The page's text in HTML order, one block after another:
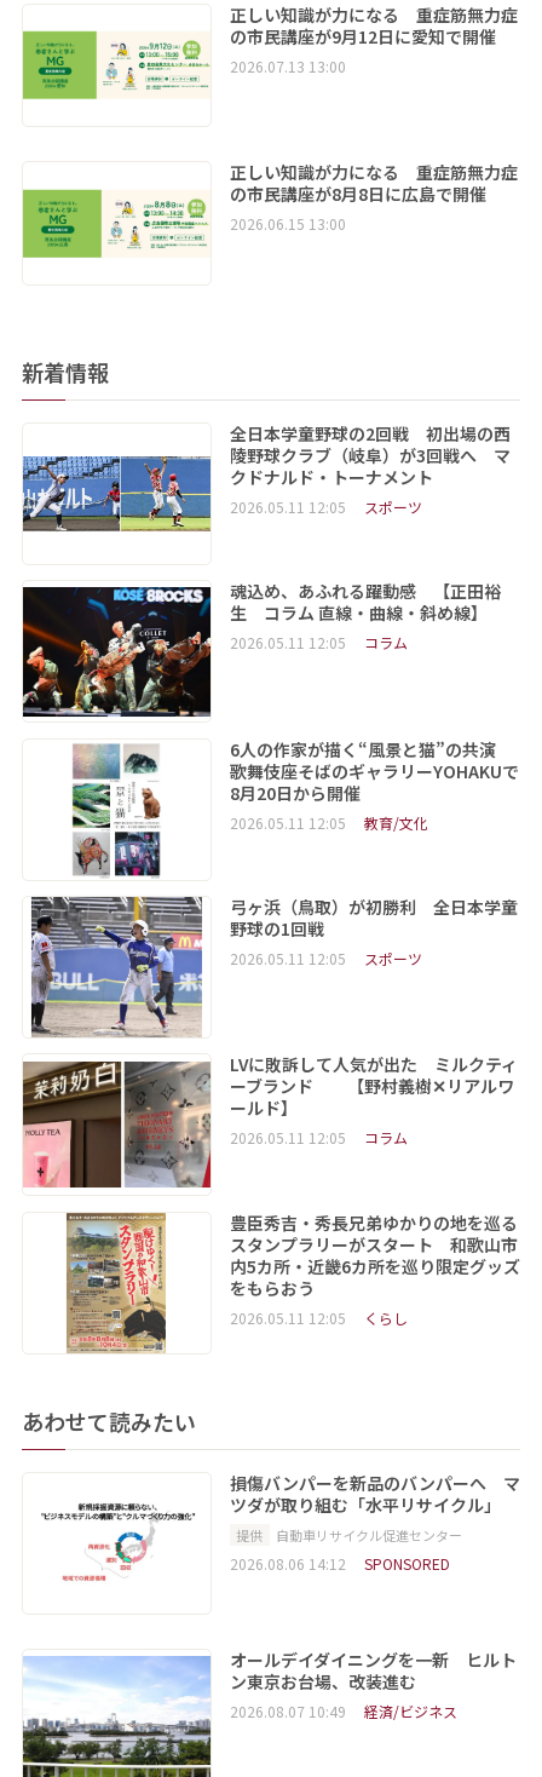
正しい知識が力になる 重症筋無力症
の市民講座が9月12日に愛知で開催
2026.07.13 13:00
正しい知識が力になる 重症筋無力症
の市民講座が8月8日に広島で開催
2026.06.15 13:00
新着情報
全日本学童野球の2回戦 初出場の西
陵野球クラブ（岐阜）が3回戦へ マ
クドナルド・トーナメント
2026.05.11 12:05 スポーツ
魂込め、あふれる躍動感 【正田裕
生 コラム 直線・曲線・斜め線】
2026.05.11 12:05 コラム
6人の作家が描く“風景と猫”の共演
歌舞伎座そばのギャラリーYOHAKUで
8月20日から開催
2026.05.11 12:05 教育/文化
弓ヶ浜（鳥取）が初勝利 全日本学童
野球の1回戦
2026.05.11 12:05 スポーツ
LVに敗訴して人気が出た ミルクティ
ーブランド 【野村義樹✕リアルワ
ールド】
2026.05.11 12:05 コラム
豊臣秀吉・秀長兄弟ゆかりの地を巡る
スタンプラリーがスタート 和歌山市
内5カ所・近畿6カ所を巡り限定グッズ
をもらおう
2026.05.11 12:05 くらし
あわせて読みたい
損傷バンパーを新品のバンパーへ マ
ツダが取り組む「水平リサイクル」
提供 自動車リサイクル促進センター
2026.08.06 14:12 SPONSORED
オールデイダイニングを一新 ヒルト
ン東京お台場、改装進む
2026.08.07 10:49 経済/ビジネス